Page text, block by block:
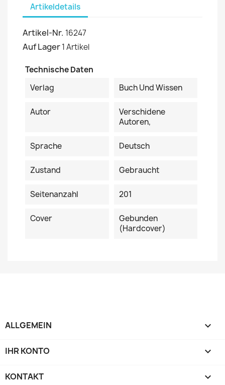
Artikeldetails
Artikel-Nr. 16247
Auf Lager1 Artikel
Technische Daten
Verlag
Buch Und Wissen
Autor
Verschidene
Autoren,
Sprache Deutsch
Zustand Gebraucht
Seitenanzahl 201
Cover
Gebunden
(Hardcover)
ALLGEMEIN 
IHR KONTO 
KONTAKT keyboard_arrow_down